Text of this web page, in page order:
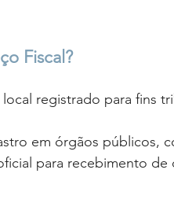
Fiscal?
registrado para fins
em órgãos públicos,
para recebimento de